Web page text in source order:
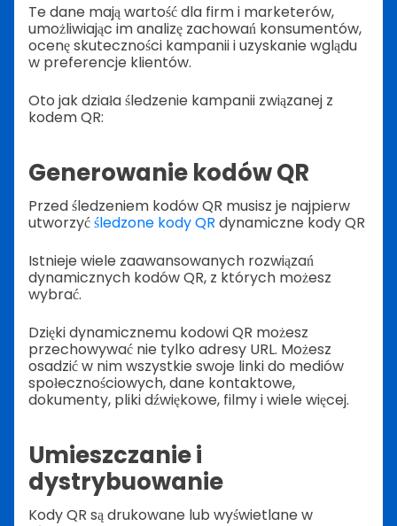
Te dane mają wartość dla firm i marketerów,
umożliwiając im analizę zachowań konsumentów,
ocenę skuteczności kampanii i uzyskanie wglądu
w preferencje klientów.
Oto jak działa śledzenie kampanii związanej z
kodem QR:
Generowanie kodów QR
Przed śledzeniem kodów QR musisz je najpierw
utworzyćśledzone kody QR dynamiczne kody QR
Istnieje wiele zaawansowanych rozwiązań
dynamicznych kodów QR, z których możesz
wybrać.
Dzięki dynamicznemu kodowi QR możesz
przechowywać nie tylko adresy URL. Możesz
osadzić w nim wszystkie swoje linki do mediów
społecznościowych, dane kontaktowe,
dokumenty, pliki dźwiękowe, filmy i wiele więcej.
Umieszczanie i
dystrybuowanie
Kody QR są drukowane lub wyświetlane w